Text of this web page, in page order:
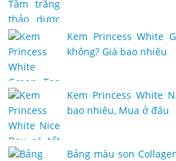
Kem Princess White
không? Giá bao nhiêu
Kem Princess White
bao nhiêu, Mua ở đâu
Bảng màu son